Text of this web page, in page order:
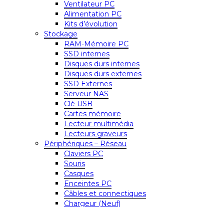
Ventilateur PC
Alimentation PC
Kits d’évolution
Stockage
RAM-Mémoire PC
SSD internes
Disques durs internes
Disques durs externes
SSD Externes
Serveur NAS
Clé USB
Cartes mémoire
Lecteur multimédia
Lecteurs graveurs
Périphériques – Réseau
Claviers PC
Souris
Casques
Enceintes PC
Câbles et connectiques
Chargeur (Neuf)